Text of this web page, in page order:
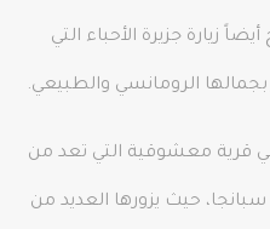
زيارة جزيرة الأحباء التي
الرومانسي والطبيعي.
في قرية معشوقية التي تعد من
حيث يزورها العديد من